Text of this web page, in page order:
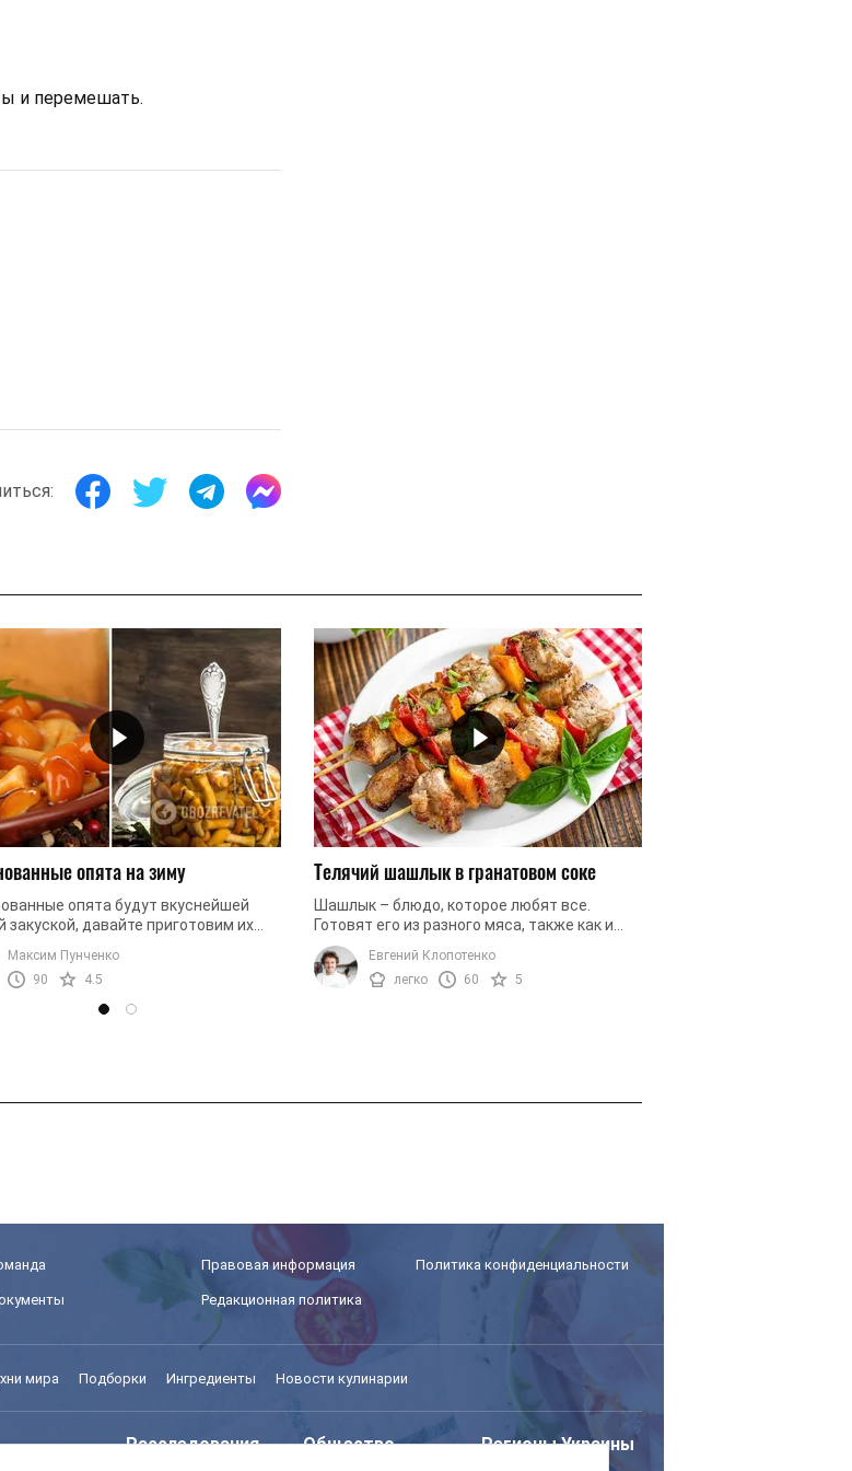
и перемешать.
опята на зиму
опята будут вкуснейшей
закуской, давайте приготовим их
Максим Пунченко
90
4.5
Телячий шашлык в гранатовом соке
Шашлык – блюдо, которое любят все.
Готовят его из разного мяса, также как и
маринады для него делают абсолютно
разные: из кефира, соков, минеральной ...
Евгений Клопотенко
легко
60 5
Правовая информация Политика конфиденциальности
Редакционная политика
мира Подборки Ингредиенты Новости кулинарии
Расследования Общество Регионы Украины